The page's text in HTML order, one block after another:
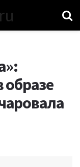
образе